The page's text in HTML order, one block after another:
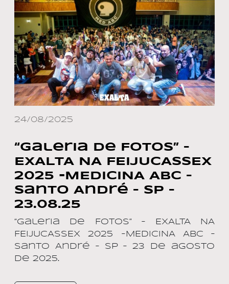
24/08/2025
“Galeria de Fotos” –
EXALTA NA FEIJUCASSEX
2025 -MEDICINA ABC –
Santo André – SP –
23.08.25
“Galeria de Fotos” – EXALTA NA
FEIJUCASSEX 2025 -MEDICINA ABC –
Santo André – SP – 23 de agosto
de 2025.